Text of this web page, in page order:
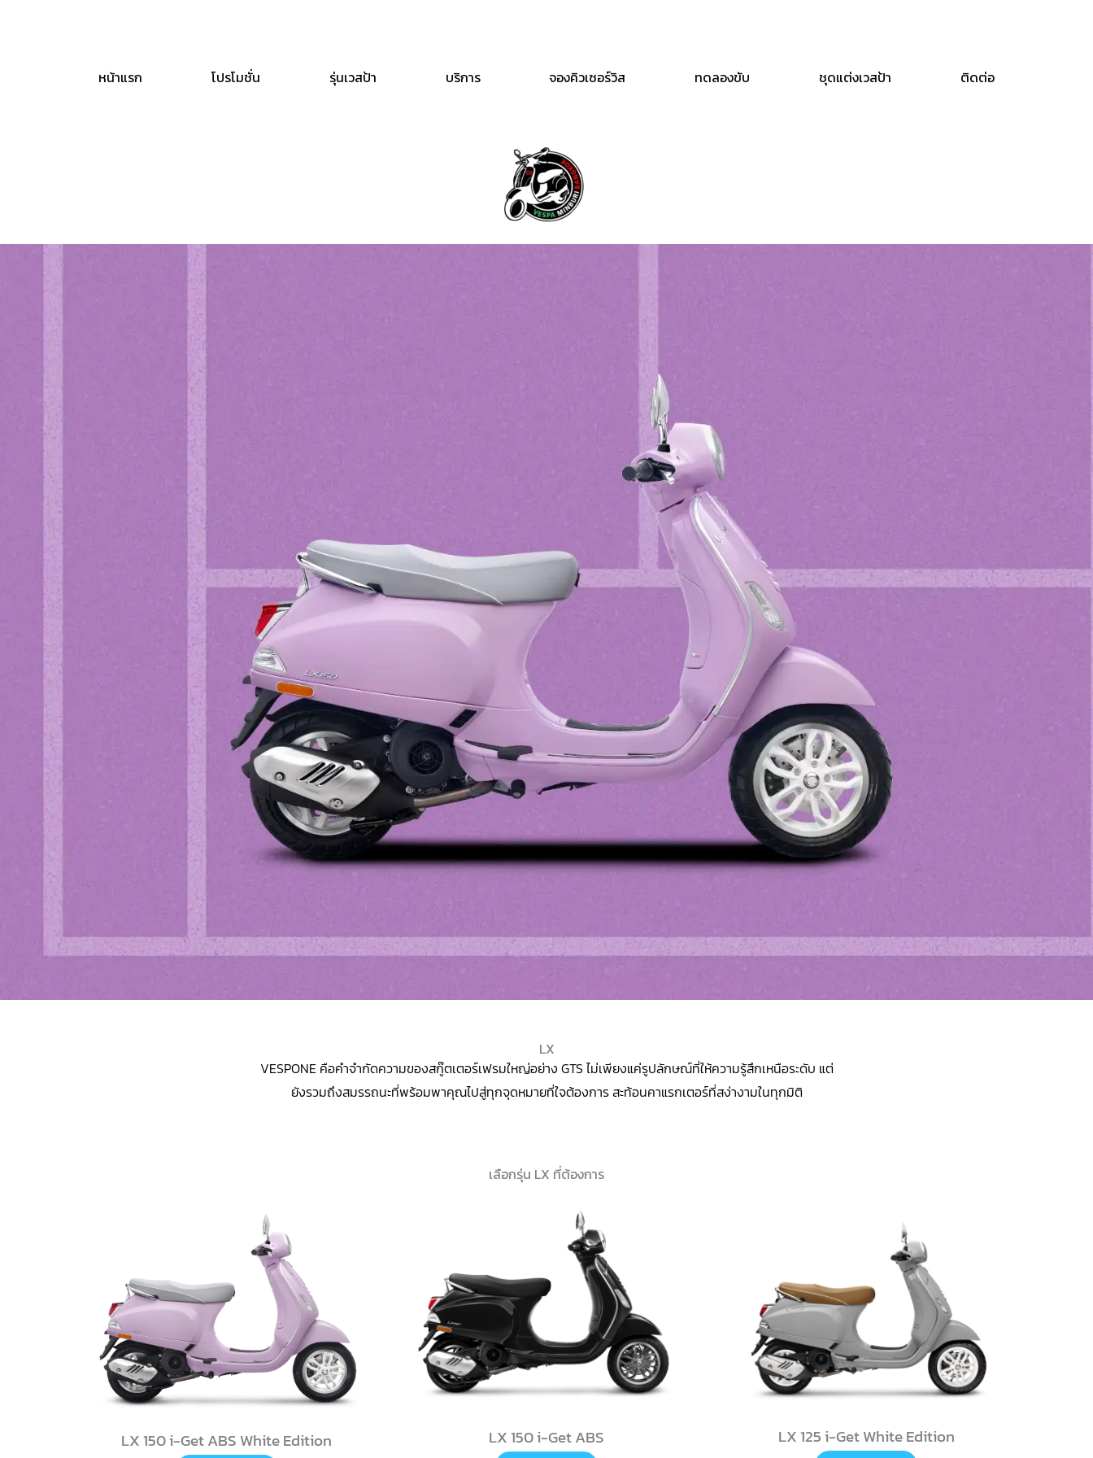
หน้าแรก
โปรโมชั่น รุ่นเวสป้า บริการ จองคิวเซอร์วิส ทดลองขับ ชุดแต่งเวสป้า ติดต่อ
LX
VESPONE คือคำจำกัดความของสกู๊ตเตอร์เฟรมใหญ่อย่าง GTS ไม่เพียงแค่รูปลักษณ์ที่ให้ความรู้สึกเหนือระดับ แต่
ยังรวมถึงสมรรถนะที่พร้อมพาคุณไปสู่ทุกจุดหมายที่ใจต้องการ สะท้อนคาแรกเตอร์ที่สง่างามในทุกมิติ
เลือกรุ่น LX ที่ต้องการ
LX 150 i-Get ABS White Edition LX 150 i-Get ABS LX 125 i-Get White Edition